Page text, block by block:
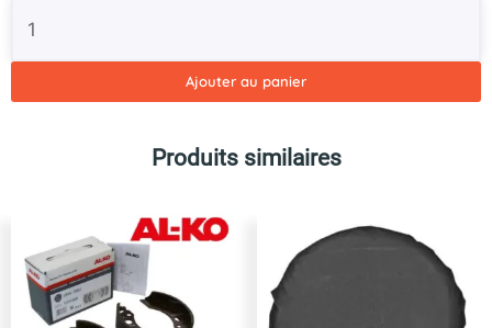
aluminium
avant
Ajouter au panier
Produits similaires